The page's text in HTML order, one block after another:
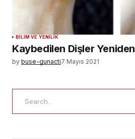
BILIM VE YENILIK
Kaybedilen Dişler
by buse-gunacti7 Mayıs 2021